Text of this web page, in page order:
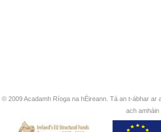
© 2009 Acadamh Ríoga na hÉireann. Tá an t-ábhar ar
ach amháin